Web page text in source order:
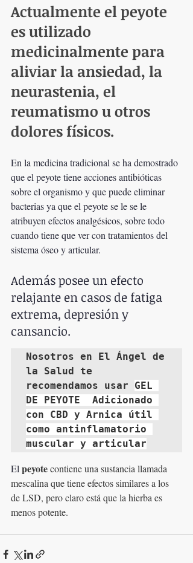
Actualmente el peyote
es utilizado
medicinalmente para
aliviar la ansiedad, la
neurastenia, el
reumatismo u otros
dolores físicos.
En la medicina tradicional se ha demostrado
que el peyote tiene acciones antibióticas
sobre el organismo y que puede eliminar
bacterias ya que el peyote se le se le
atribuyen efectos analgésicos, sobre todo
cuando tiene que ver con tratamientos del
sistema óseo y articular.
Además posee un efecto
relajante en casos de fatiga
extrema, depresión y
cansancio.
Nosotros en El Ángel de
la Salud te
recomendamos usar GEL
DE PEYOTE  Adicionado
con CBD y Arnica útil
como antinflamatorio
muscular y articular
El peyote contiene una sustancia llamada
mescalina que tiene efectos similares a los
de LSD, pero claro está que la hierba es
menos potente.